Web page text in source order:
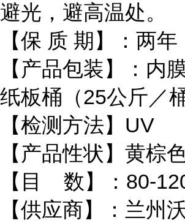
避光，避高温处。
【保 质 期】：两年
【产品包装】：内
纸板桶（25公斤／
【检测方法】UV
【产品性状】黄棕
【目 数】：80-
【供应商】：兰州